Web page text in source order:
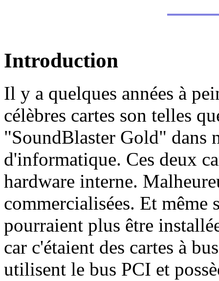
Introduction
Il y a quelques années à
célèbres cartes son telles
"SoundBlaster Gold" dans
d'informatique. Ces deux
hardware interne.
commercialisées. Et
pourraient plus être
car c'étaient des cartes à
utilisent le bus PCI et